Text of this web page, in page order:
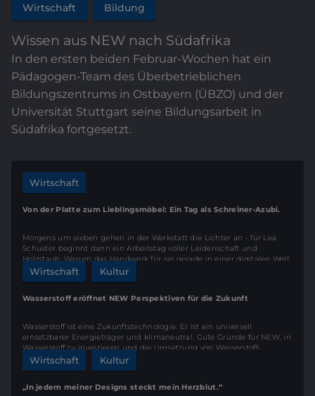
Wirtschaft Bildung
Wissen aus NEW nach Südafrika
In den ersten beiden Februar-Wochen hat ein
Pädagogen-Team des Überbetrieblichen
Bildungszentrums in Ostbayern (ÜBZO) und der
Universität Stuttgart seine Bildungsarbeit in
Südafrika fortgesetzt.
Wirtschaft
Von der Platte zum Lieblingsmöbel: Ein Tag als Schreiner-Azubi.
Morgens um sieben gehen in der Werkstatt die Lichter an - für Lea
Schuster beginnt dann ein Arbeitstag voller Leidenschaft und
Holzstaub. Warum das Handwerk für sie gerade in einer digitalen Welt
die perfekte Zukunft bietet und warum Schreinermeister Peter Beck
voll auf den Nachwuchs setzt, erfahrt ihr in unserem neuen Einblick
Wirtschaft Kultur
Wasserstoff eröffnet NEW Perspektiven für die Zukunft
Wasserstoff ist eine Zukunftstechnologie. Er ist ein universell
einsetzbarer Energieträger und klimaneutral. Gute Gründe für NEW, in
Wasserstoff zu investieren und die Umsetzung von Wasserstoff-
Projekten im Landkreis zu fördern.
Wirtschaft Kultur
„In jedem meiner Designs steckt mein Herzblut.“